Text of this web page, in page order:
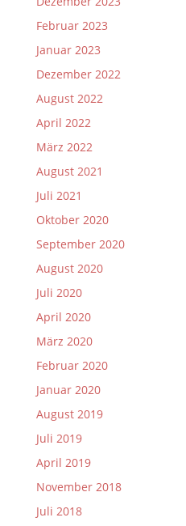
Februar 2023
Januar 2023
Dezember 2022
August 2022
April 2022
März 2022
August 2021
Juli 2021
Oktober 2020
September 2020
August 2020
Juli 2020
April 2020
März 2020
Februar 2020
Januar 2020
August 2019
Juli 2019
April 2019
November 2018
Juli 2018